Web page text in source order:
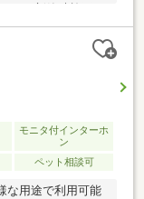
ット、キッチンに
ットフィルム 浴室
ロアコーティン
マンションなら
ールーム・ワー
のウォークインク
ペース充実□大和
シリーズ□安心・
モニタ付インターホ
ン
ペット相談可
な用途で利用可能